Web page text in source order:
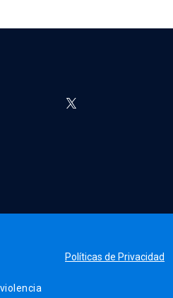
Políticas de Privacidad